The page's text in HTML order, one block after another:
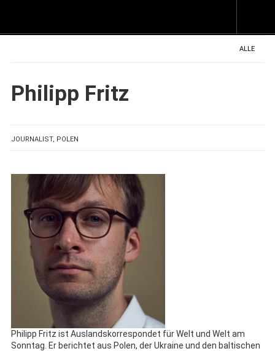
ALLE
Philipp Fritz
JOURNALIST, POLEN
Philipp Fritz ist Auslandskorrespondet für Welt und Welt am
Sonntag. Er berichtet aus Polen, der Ukraine und den baltischen